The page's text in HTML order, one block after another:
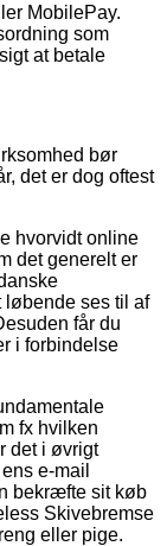
MobilePay.
som
at betale
bør
det er dog oftest
hvorvidt online
det generelt er
løbende ses til af
får du
i forbindelse
fx hvilken
det i øvrigt
e-mail
bekræfte sit køb
Skivebremse
eller pige.